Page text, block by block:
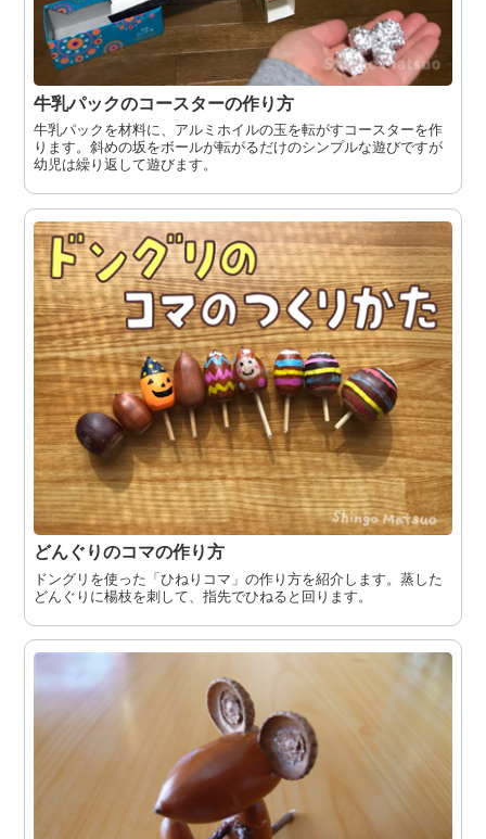
牛乳パックのコースターの作り方
牛乳パックを材料に、アルミホイルの玉を転がすコースターを作
ります。斜めの坂をボールが転がるだけのシンプルな遊びですが
幼児は繰り返して遊びます。
どんぐりのコマの作り方
ドングリを使った「ひねりコマ」の作り方を紹介します。蒸した
どんぐりに楊枝を刺して、指先でひねると回ります。